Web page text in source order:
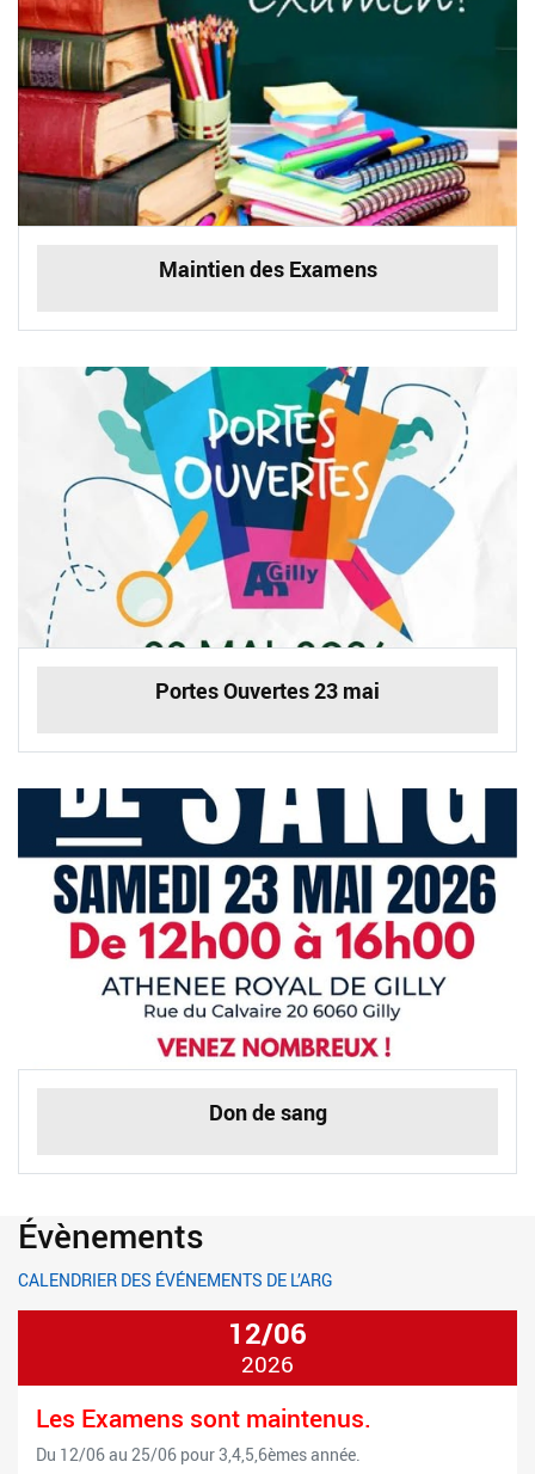
Maintien des Examens
Portes Ouvertes 23 mai
Don de sang
Évènements
CALENDRIER DES ÉVÉNEMENTS DE L’ARG
12/06
2026
Les Examens sont maintenus.
Du 12/06 au 25/06 pour 3,4,5,6èmes année.